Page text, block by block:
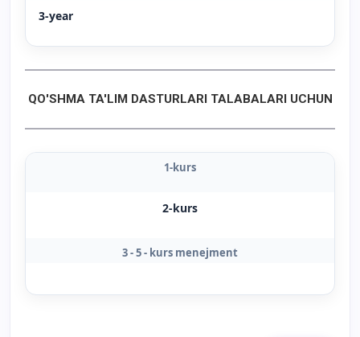
3-year
QO'SHMA TA'LIM DASTURLARI TALABALARI UCHUN
1-kurs
2-kurs
3 - 5 - kurs menejment